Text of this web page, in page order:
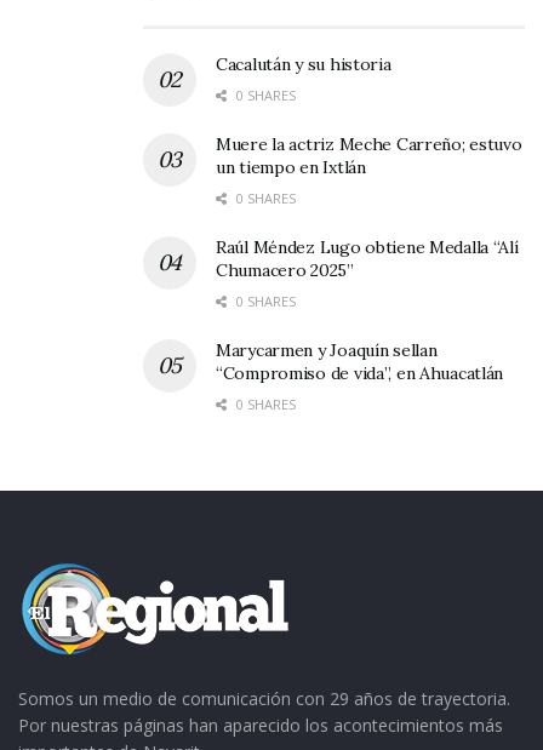
Cacalután y su historia
0 SHARES
Muere la actriz Meche Carreño; estuvo
un tiempo en Ixtlán
0 SHARES
Raúl Méndez Lugo obtiene Medalla “Alí
Chumacero 2025”
0 SHARES
Marycarmen y Joaquín sellan
“Compromiso de vida”, en Ahuacatlán
0 SHARES
Somos un medio de comunicación con 29 años de trayectoria.
Por nuestras páginas han aparecido los acontecimientos más